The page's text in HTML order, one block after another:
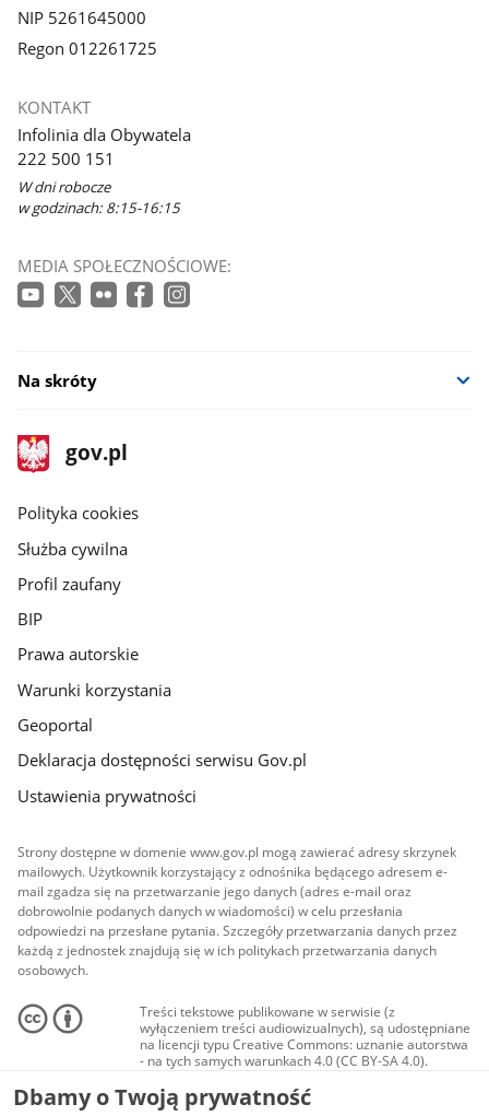
NIP 5261645000
Regon 012261725
KONTAKT
Infolinia dla Obywatela
222 500 151
W dni robocze
w godzinach: 8:15-16:15
MEDIA SPOŁECZNOŚCIOWE:
Na skróty
stopka
gov.pl
Strona
gov.pl
gov.pl
Polityka cookies
Służba cywilna
Profil zaufany
BIP
Prawa autorskie
Warunki korzystania
Geoportal
Deklaracja dostępności serwisu Gov.pl
Ustawienia prywatności
Strony dostępne w domenie www.gov.pl mogą zawierać adresy skrzynek
mailowych. Użytkownik korzystający z odnośnika będącego adresem e-
mail zgadza się na przetwarzanie jego danych (adres e-mail oraz
dobrowolnie podanych danych w wiadomości) w celu przesłania
odpowiedzi na przesłane pytania. Szczegóły przetwarzania danych przez
każdą z jednostek znajdują się w ich politykach przetwarzania danych
osobowych.
Treści tekstowe publikowane w serwisie (z
wyłączeniem treści audiowizualnych), są udostępniane
na licencji typu Creative Commons: uznanie autorstwa
- na tych samych warunkach 4.0 (CC BY-SA 4.0).
Materiały audiowizualne, w tym zdjęcia, materiały
audio i wideo, są udostępniane na licencji typu
Creative Commons: uznanie autorstwa użycie
Dbamy o Twoją prywatność